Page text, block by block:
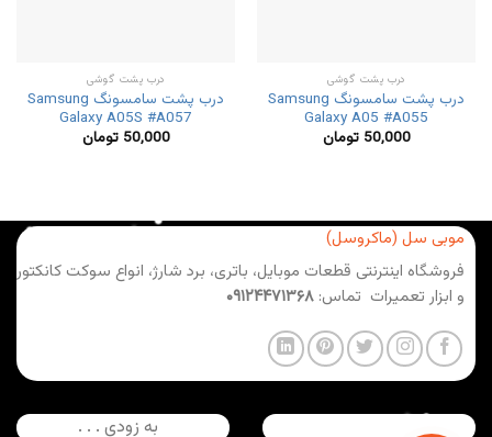
درب پشت گوشی
درب پشت سامسونگ Samsung
Galaxy A05 #A055
50,000 تومان
درب پشت گوشی
درب پشت سامسونگ Samsung
Galaxy A05S #A057
50,000 تومان
موبی سل (ماکروسل)
فروشگاه اینترنتی قطعات موبایل، باتری، برد شارژ، انواع سوکت کانکتور
و ابزار تعمیرات تماس: ۰۹۱۲۴۴۷۱۳۶۸
به زودی . . .